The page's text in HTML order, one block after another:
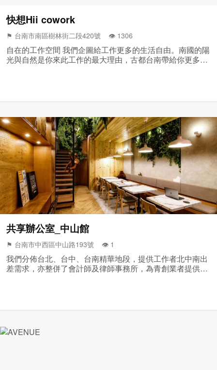
快想Hii cowork
⚑ 台南市南區樹林街二段420號 👁️‍ 1306
自在的工作空間 我們企圖給工作更多的生活自由。南國的陽
光與自然是你來此工作的最大理由，古都台南帶給你更多緩
共享辦公室_中山館
⚑ 台南市中西區中山路193號 👁️‍ 1
我們分佈台北、台中、台南精華地段，提供工作者北中南出
差需求，亦整併了會計師及律師事務所，為青創業者提供